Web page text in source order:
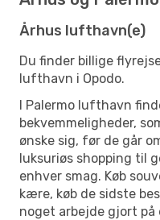
Århus lufthavn(e)
Du finder billige
lufthavn i Opodo.
I Palermo lufthavn
bekvemmeligheder,
ønske sig, før de går
luksuriøs shopping til
enhver smag. Køb
kære, køb de sidste
noget arbejde gjort